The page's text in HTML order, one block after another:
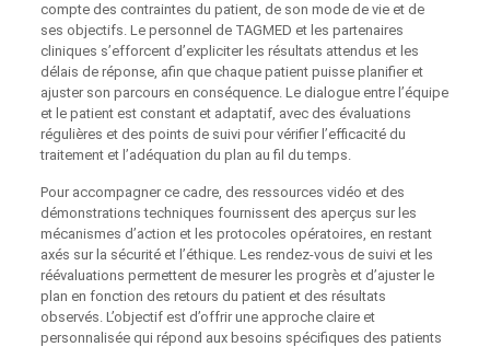
compte des contraintes du patient, de son mode de vie et de
ses objectifs. Le personnel de TAGMED et les partenaires
cliniques s’efforcent d’expliciter les résultats attendus et les
délais de réponse, afin que chaque patient puisse planifier et
ajuster son parcours en conséquence. Le dialogue entre l’équipe
et le patient est constant et adaptatif, avec des évaluations
régulières et des points de suivi pour vérifier l’efficacité du
traitement et l’adéquation du plan au fil du temps.
Pour accompagner ce cadre, des ressources vidéo et des
démonstrations techniques fournissent des aperçus sur les
mécanismes d’action et les protocoles opératoires, en restant
axés sur la sécurité et l’éthique. Les rendez-vous de suivi et les
réévaluations permettent de mesurer les progrès et d’ajuster le
plan en fonction des retours du patient et des résultats
observés. L’objectif est d’offrir une approche claire et
personnalisée qui répond aux besoins spécifiques des patients